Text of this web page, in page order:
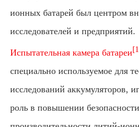
ионных батарей был центром
исследователей и предприятий.
Испытательная камера батареи
специально используемое для
исследований аккумуляторов,
роль в повышении